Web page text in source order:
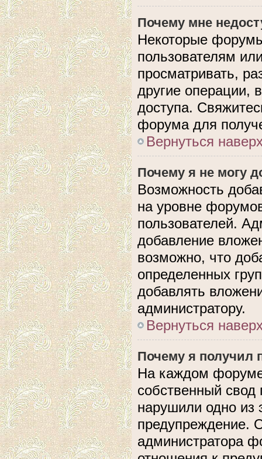
Почему мне
Некоторые
пользователям
просматривать,
другие операции,
доступа.
форума для
Вернуться
Почему я не могу
Возможность
на уровне
пользователей.
добавление
возможно, что
определенных
добавлять
администратору.
Вернуться
Почему я получил
На каждом
собственный
нарушили одно из
предупреждение.
администратора